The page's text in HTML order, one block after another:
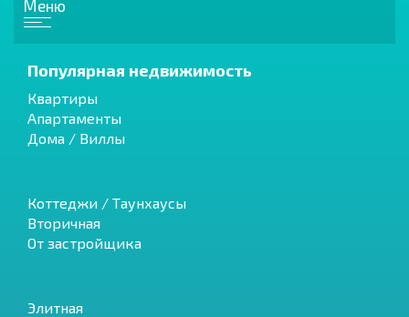
Меню
Популярная недвижимость
Квартиры
Апартаменты
Дома / Виллы
Коттеджи / Таунхаусы
Вторичная
От застройщика
Элитная